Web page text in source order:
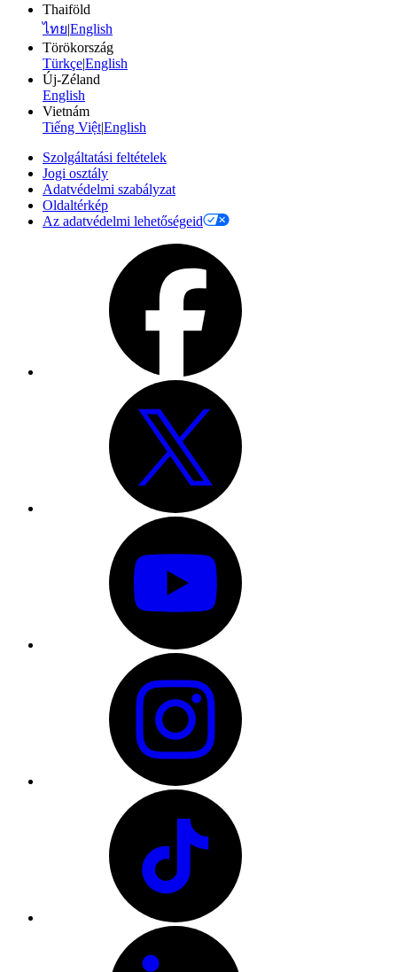
Thaiföld
ไทย|English
Törökország
Türkçe|English
Új-Zéland
English
Vietnám
Tiếng Việt|English
Szolgáltatási feltételek
Jogi osztály
Adatvédelmi szabályzat
Oldaltérkép
Az adatvédelmi lehetőségeid